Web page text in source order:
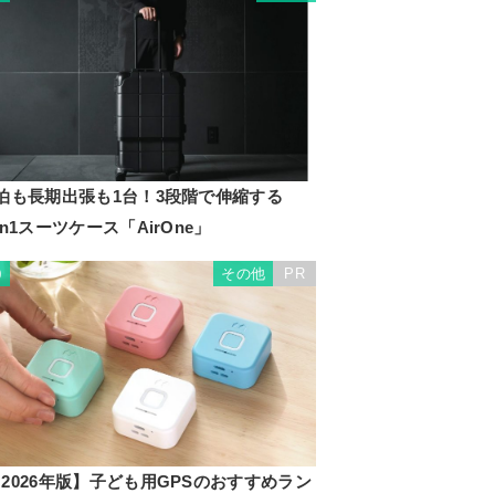
も長期出張も1台！3段階で伸縮する
スーツケース「AirOne」
その他 PR
年版】子ども用GPSのおすすめラン